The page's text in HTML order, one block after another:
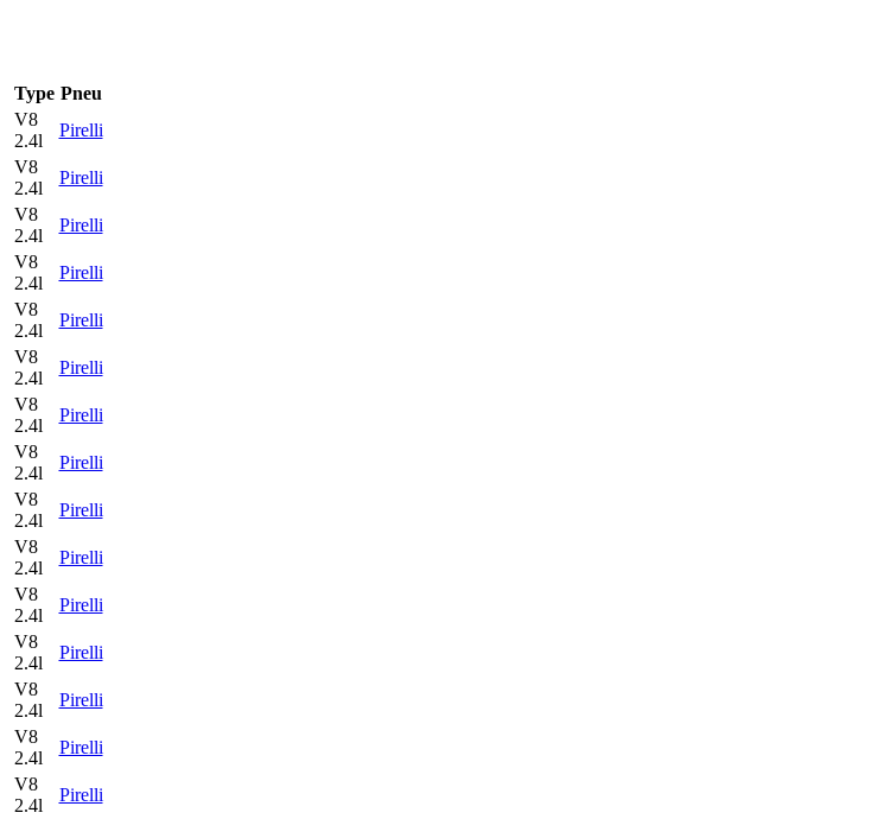
Type Pneu
V8
2.4l
Pirelli
V8
2.4l
Pirelli
V8
2.4l
Pirelli
V8
2.4l
Pirelli
V8
2.4l
Pirelli
V8
2.4l
Pirelli
V8
2.4l
Pirelli
V8
2.4l
Pirelli
V8
2.4l
Pirelli
V8
2.4l
Pirelli
V8
2.4l
Pirelli
V8
2.4l
Pirelli
V8
2.4l
Pirelli
V8
2.4l
Pirelli
V8
2.4l
Pirelli